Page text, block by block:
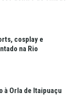
cosplay e
na Rio
à Orla de Itaipuaçu